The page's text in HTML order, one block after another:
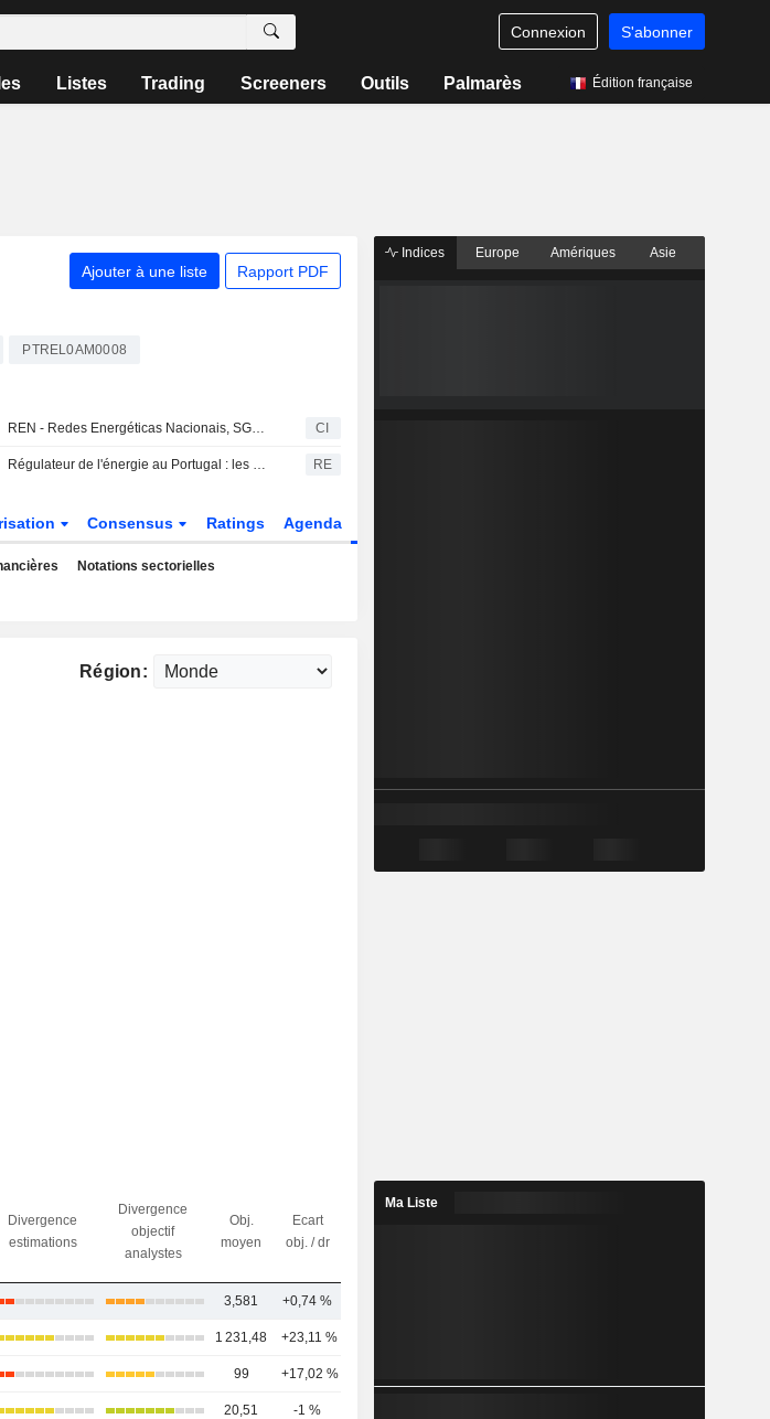
Connexion S'abonner
Listes Trading Screeners Outils Palmarès Édition française
Ajouter à une liste Rapport PDF
PTREL0AM0008
REN - Redes Energéticas Nacionais, SGPS, S.A. publie ses résultats pour le premier semestre clos le 30 juin 2026 CI
Régulateur de l'énergie au Portugal : les clients n'ont pas droit à une indemnisation automatique pour le black-out de 2025 RE
Consensus Ratings Agenda
Notations sectorielles
Région:
Divergence
estimations
Divergence
objectif
analystes
Obj.
moyen
Ecart
obj. / dr
3,581 +0,74 %
1 231,48 +23,11 %
99 +17,02 %
20,51 -1 %
Indices Europe Amériques Asie
Ma Liste